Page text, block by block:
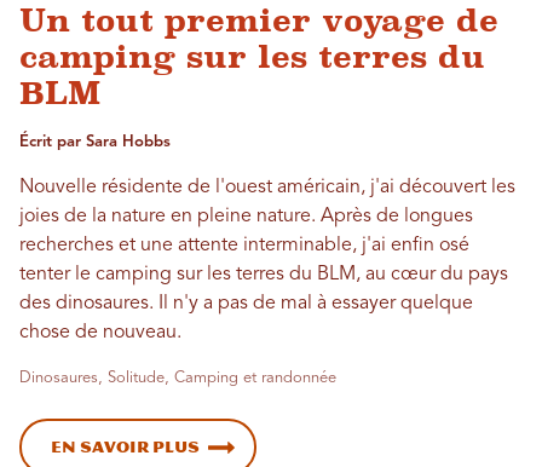
Un tout premier voyage de
camping sur les terres du
BLM
Écrit par Sara Hobbs
Nouvelle résidente de l'ouest américain, j'ai découvert les
joies de la nature en pleine nature. Après de longues
recherches et une attente interminable, j'ai enfin osé
tenter le camping sur les terres du BLM, au cœur du pays
des dinosaures. Il n'y a pas de mal à essayer quelque
chose de nouveau.
Dinosaures, Solitude, Camping et randonnée
En savoir plus